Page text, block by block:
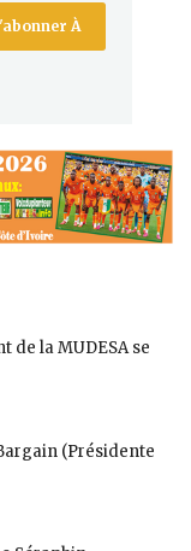
À
de la MUDESA se
(Présidente